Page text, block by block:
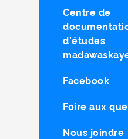
Centre de
d’études
Facebook
Foire aux
Nous joindre